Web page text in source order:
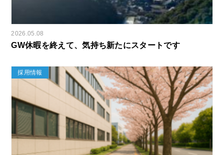
2026.05.08
GW休暇を終えて、気持ち新たにスタートです
採用情報